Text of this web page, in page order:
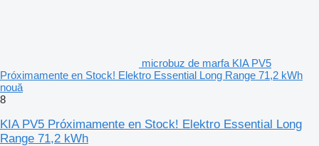
microbuz de marfa KIA PV5
Próximamente en Stock! Elektro Essential Long Range 71,2 kWh
nouă
8
KIA PV5 Próximamente en Stock! Elektro Essential Long
Range 71,2 kWh